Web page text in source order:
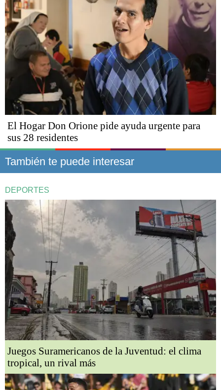
El Hogar Don Orione pide ayuda urgente para
sus 28 residentes
También te puede interesar
DEPORTES
Juegos Suramericanos de la Juventud: el clima
tropical, un rival más